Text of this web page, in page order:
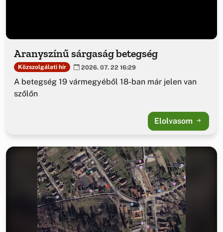
Aranyszínű sárgaság betegség
Közszolgálati hír 2026. 07. 22 16:29
A betegség 19 vármegyéből 18-ban már jelen van
szőlőn
Elolvasom